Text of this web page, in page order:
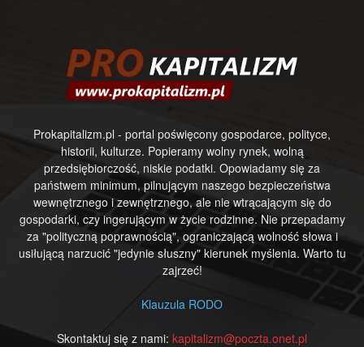
Prokapitalizm.pl - portal poświęcony gospodarce, polityce,
historii, kulturze. Popieramy wolny rynek, wolną
przedsiębiorczość, niskie podatki. Opowiadamy się za
państwem minimum, pilnującym naszego bezpieczeństwa
wewnętrznego i zewnętrznego, ale nie wtrącającym się do
gospodarki, czy ingerującym w życie rodzinne. Nie przepadamy
za "polityczną poprawnością", ograniczającą wolność słowa i
usiłującą narzucić "jedynie słuszny" kierunek myślenia. Warto tu
zajrzeć!
Klauzula RODO
Skontaktuj się z nami: kapitalizm@poczta.onet.pl